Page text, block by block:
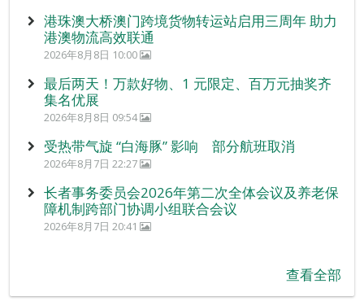
港珠澳大桥澳门跨境货物转运站启用三周年 助力
港澳物流高效联通
2026年8月8日 10:00
最后两天！万款好物、1 元限定、百万元抽奖齐
集名优展
2026年8月8日 09:54
受热带气旋 “白海豚” 影响 部分航班取消
2026年8月7日 22:27
长者事务委员会2026年第二次全体会议及养老保
障机制跨部门协调小组联合会议
2026年8月7日 20:41
查看全部